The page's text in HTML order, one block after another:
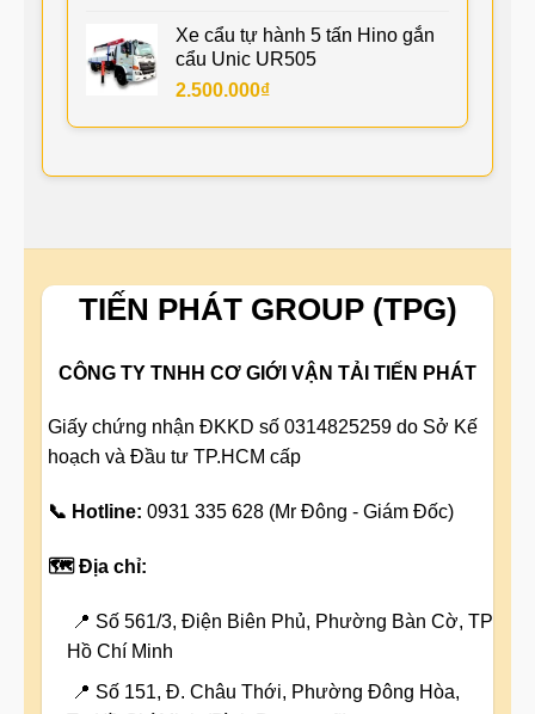
Xe cẩu tự hành 5 tấn Hino gắn
cẩu Unic UR505
2.500.000₫
TIẾN PHÁT GROUP (TPG)
CÔNG TY TNHH CƠ GIỚI VẬN TẢI TIẾN PHÁT
Giấy chứng nhận ĐKKD số 0314825259 do Sở Kế
hoạch và Đầu tư TP.HCM cấp
📞 Hotline: 0931 335 628 (Mr Đông - Giám Đốc)
🗺️ Địa chỉ:
📍 Số 561/3, Điện Biên Phủ, Phường Bàn Cờ, TP
Hồ Chí Minh
📍 Số 151, Đ. Châu Thới, Phường Đông Hòa,